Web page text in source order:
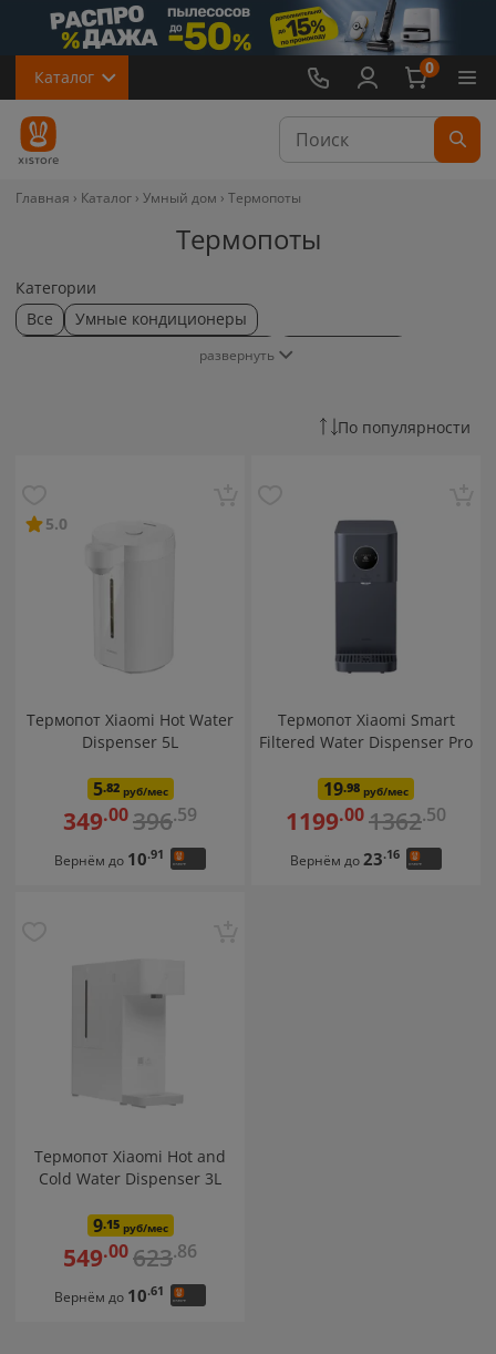
Каталог 0
Главная Каталог Умный дом Термопоты
Термопоты
Категории
Все
Умные кондиционеры
Аэрогрили и аэрофритюрницы
Обогреватели
Розетки и выключатели
Для кухни
Котлы и водонагреватели
Отпариватели и утюги
Стиральные машины
развернуть
По популярности
5.0
Термопот Xiaomi Hot Water
Dispenser 5L
5.82руб/мес
349.00396.59
Вернём до 10.91
Термопот Xiaomi Smart
Filtered Water Dispenser Pro
19.98 руб/мес
1199.001362.50
Вернём до23.16
Термопот Xiaomi Hot and
Cold Water Dispenser 3L
9.15руб/мес
549.00623.86
Вернём до 10.61